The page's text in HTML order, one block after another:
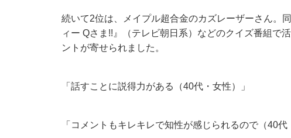
続いて2位は、メイプル超合金のカズレーザーさん。
ィー Qさま!!』（テレビ朝日系）などのクイズ番組で
ントが寄せられました。
「話すことに説得力がある（40代・女性）」
「コメントもキレキレで知性が感じられるので（40代